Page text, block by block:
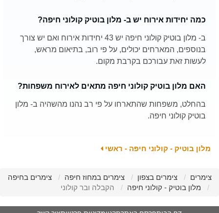
כמה יחידות אירוח יש ב- מלון בוטיק קולוני חיפה?
ב- מלון בוטיק קולוני חיפה יש 43 יחידות אירוח ואם יש צורך
בנוספים, המארחים יכולים, על פי רוב, בתיאום מראש,
לעשות זאת עבורכם בקרבת מקום.
האם מלון בוטיק קולוני חיפה מתאים לאירוח משפחות?
בהחלט, משפחות שהתארחו על פי רב נהנו מהשהיה ב- מלון
בוטיק קולוני חיפה.
מלון בוטיק - קולוני חיפה - ראשי
צימרים צימרים בצפון צימרים במחוז חיפה
צימרים בחיפה
מלון בוטיק - קולוני חיפה
הקבלה ובר קולוני